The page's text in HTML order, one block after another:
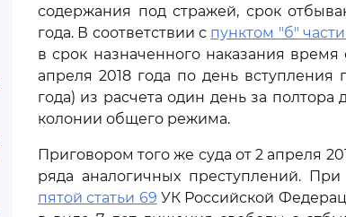
содержания под стражей, срок
года. В соответствии с пунктом "б" части
в срок назначенного наказания
апреля 2018 года по день
года) из расчета один день за
колонии общего режима.
Приговором того же суда от 2 апреля
ряда аналогичных преступлений.
пятой статьи 69 УК Российской